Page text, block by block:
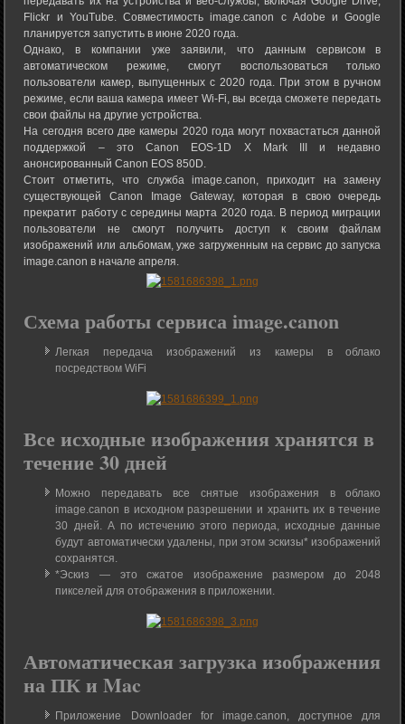
Flickr и YouTube. Совместимость image.canon с Adobe и Google
планируется запустить в июне 2020 года.
Однако, в компании уже заявили, что данным сервисом в
автоматическом режиме, смогут воспользоваться только
пользователи камер, выпущенных с 2020 года. При этом в ручном
режиме, если ваша камера имеет Wi-Fi, вы всегда сможете передать
свои файлы на другие устройства.
На сегодня всего две камеры 2020 года могут похвастаться данной
поддержкой – это Canon EOS-1D X Mark III и недавно
анонсированный Canon EOS 850D.
Стоит отметить, что служба image.canon, приходит на замену
существующей Canon Image Gateway, которая в свою очередь
прекратит работу с середины марта 2020 года. В период миграции
пользователи не смогут получить доступ к своим файлам
изображений или альбомам, уже загруженным на сервис до запуска
image.canon в начале апреля.
Схема работы сервиса image.canon
Легкая передача изображений из камеры в облако
посредством WiFi
Все исходные изображения хранятся в
течение 30 дней
Можно передавать все снятые изображения в облако
image.canon в исходном разрешении и хранить их в течение
30 дней. А по истечению этого периода, исходные данные
будут автоматически удалены, при этом эскизы* изображений
сохранятся.
*Эскиз — это сжатое изображение размером до 2048
пикселей для отображения в приложении.
Автоматическая загрузка изображения
на ПК и Mac
Приложение Downloader for image.canon, доступное для